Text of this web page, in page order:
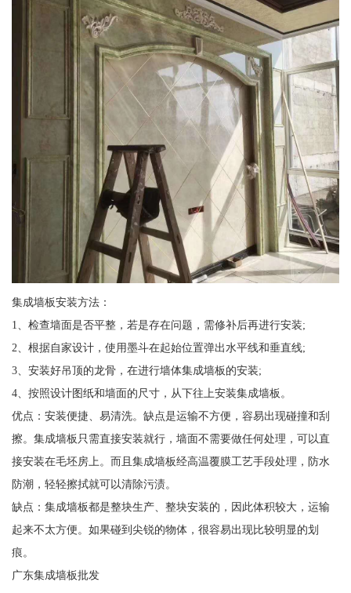
集成墙板安装方法：
1、检查墙面是否平整，若是存在问题，需修补后再进行安装;
2、根据自家设计，使用墨斗在起始位置弹出水平线和垂直线;
3、安装好吊顶的龙骨，在进行墙体集成墙板的安装;
4、按照设计图纸和墙面的尺寸，从下往上安装集成墙板。
优点：安装便捷、易清洗。缺点是运输不方便，容易出现碰撞和刮
擦。集成墙板只需直接安装就行，墙面不需要做任何处理，可以直
接安装在毛坯房上。而且集成墙板经高温覆膜工艺手段处理，防水
防潮，轻轻擦拭就可以清除污渍。
缺点：集成墙板都是整块生产、整块安装的，因此体积较大，运输
起来不太方便。如果碰到尖锐的物体，很容易出现比较明显的划
痕。
广东集成墙板批发